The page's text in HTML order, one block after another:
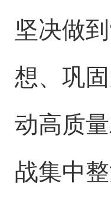
坚决做
想、巩
动高质
战集中